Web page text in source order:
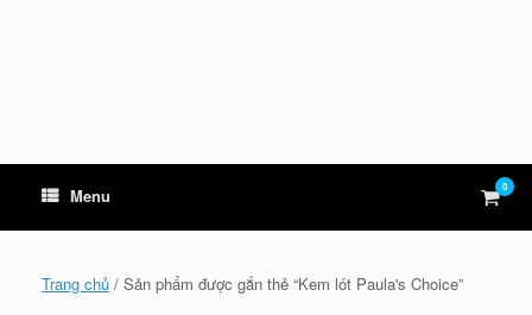
Menu View
cart
0
Trang chủ / Sản phẩm được gắn thẻ “Kem lót Paula's Choice”